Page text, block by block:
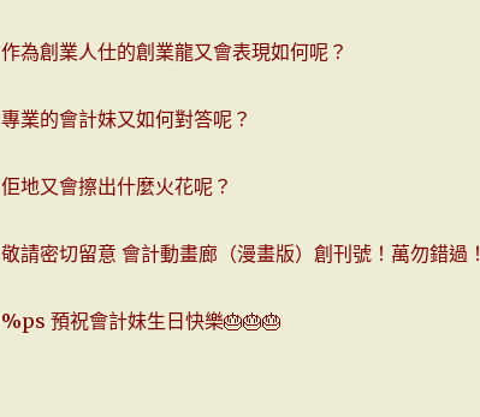
作為創業人仕的創業龍又會表現如何呢？
專業的會計妹又如何對答呢？
佢地又會擦出什麼火花呢？
敬請密切留意 會計動畫廊（漫畫版）創刊號！萬勿錯過！
%ps 預祝會計妹生日快樂🎂🎂🎂